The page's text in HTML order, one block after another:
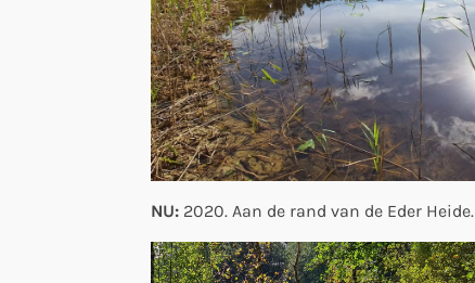
NU: 2020. Aan de rand van de Eder Heide.